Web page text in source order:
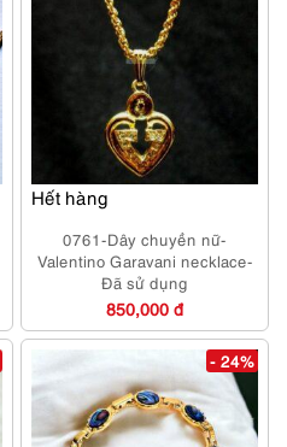
Hết hàng
0761-Dây chuyền nữ-
Valentino Garavani necklace-
Đã sử dụng
850,000 đ
- 24%